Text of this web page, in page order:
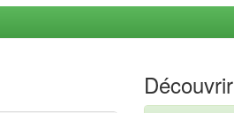
Découvrir